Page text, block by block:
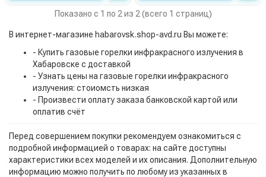
Показано с 1 по 2 из 2 (всего 1 страниц)
В интернет-магазине habarovsk.shop-avd.ru Вы можете:
- Купить газовые горелки инфракрасного излучения в
Хабаровске с доставкой
- Узнать цены на газовые горелки инфракрасного
излучения: стоиомсть низкая
- Произвести оплату заказа банковской картой или
оплатив счёт
Перед совершением покупки рекомендуем ознакомиться с
подробной информацией о товарах: на сайте доступны
характеристики всех моделей и их описания. Дополнительную
информацию можно получить по любому из указанных в